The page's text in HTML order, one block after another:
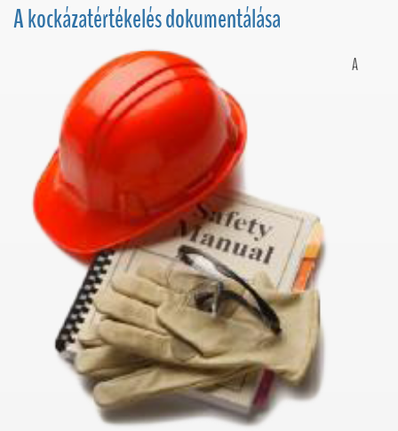
A kockázatértékelés dokumentálása
A